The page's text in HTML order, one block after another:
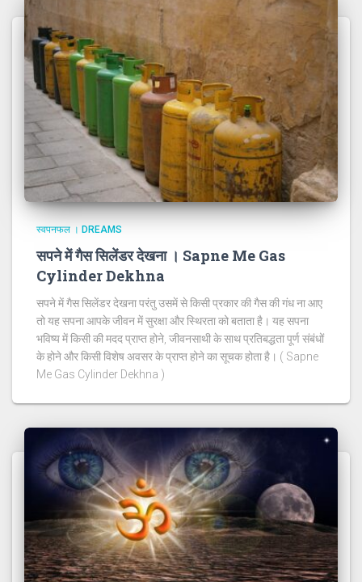
स्वपनफल । DREAMS
सपने में गैस सिलेंडर देखना । Sapne Me Gas
Cylinder Dekhna
सपने में गैस सिलेंडर देखना परंतु उसमें से किसी प्रकार की गैस की गंध ना आए
तो यह सपना आपके जीवन में सुरक्षा और स्थिरता को बताता है। यह सपना
भविष्य में किसी की मदद प्राप्त होने, जीवनसाथी के साथ प्रतिबद्धता पूर्ण संबंधों
के होने और किसी विशेष अवसर के प्राप्त होने का सूचक होता है। ( Sapne
Me Gas Cylinder Dekhna )